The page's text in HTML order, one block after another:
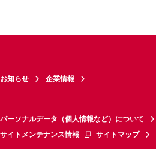
お知らせ 企業情報
パーソナルデータ（個人情報など）について
サイトメンテナンス情報
サイトマップ